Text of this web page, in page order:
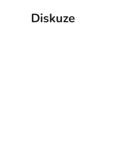
Diskuze